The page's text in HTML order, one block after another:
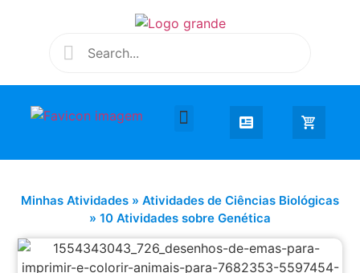
Minhas Atividades » Atividades de Ciências Biológicas
» 10 Atividades sobre Genética